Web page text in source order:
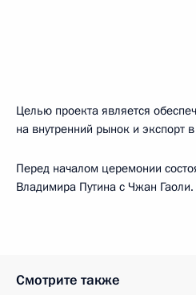
Целью проекта является
на внутренний рынок и экспорт
Перед началом церемонии
Владимира Путина с Чжан Гаоли.
Смотрите также